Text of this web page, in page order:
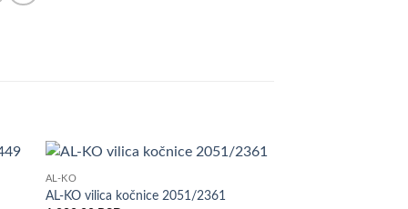
AL-KO
AL-KO vilica kočnice 2051/2361